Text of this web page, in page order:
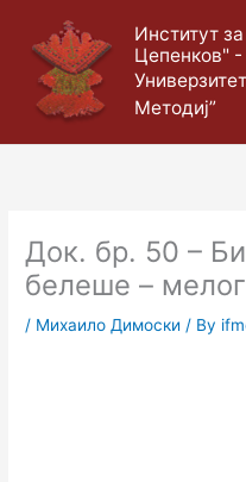
content
Институт
Цепенков" -
Методиј”
Док. бр. 50 –
белеше –
/ Михаило Димоски / By